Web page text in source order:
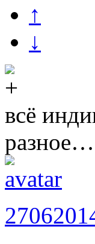
↑
↓
всё